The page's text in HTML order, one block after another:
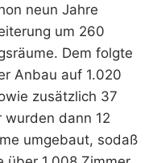
neun Jahre
um 260
Dem folgte
Anbau auf 1.020
zusätzlich 37
wurden dann 12
umgebaut, sodaß